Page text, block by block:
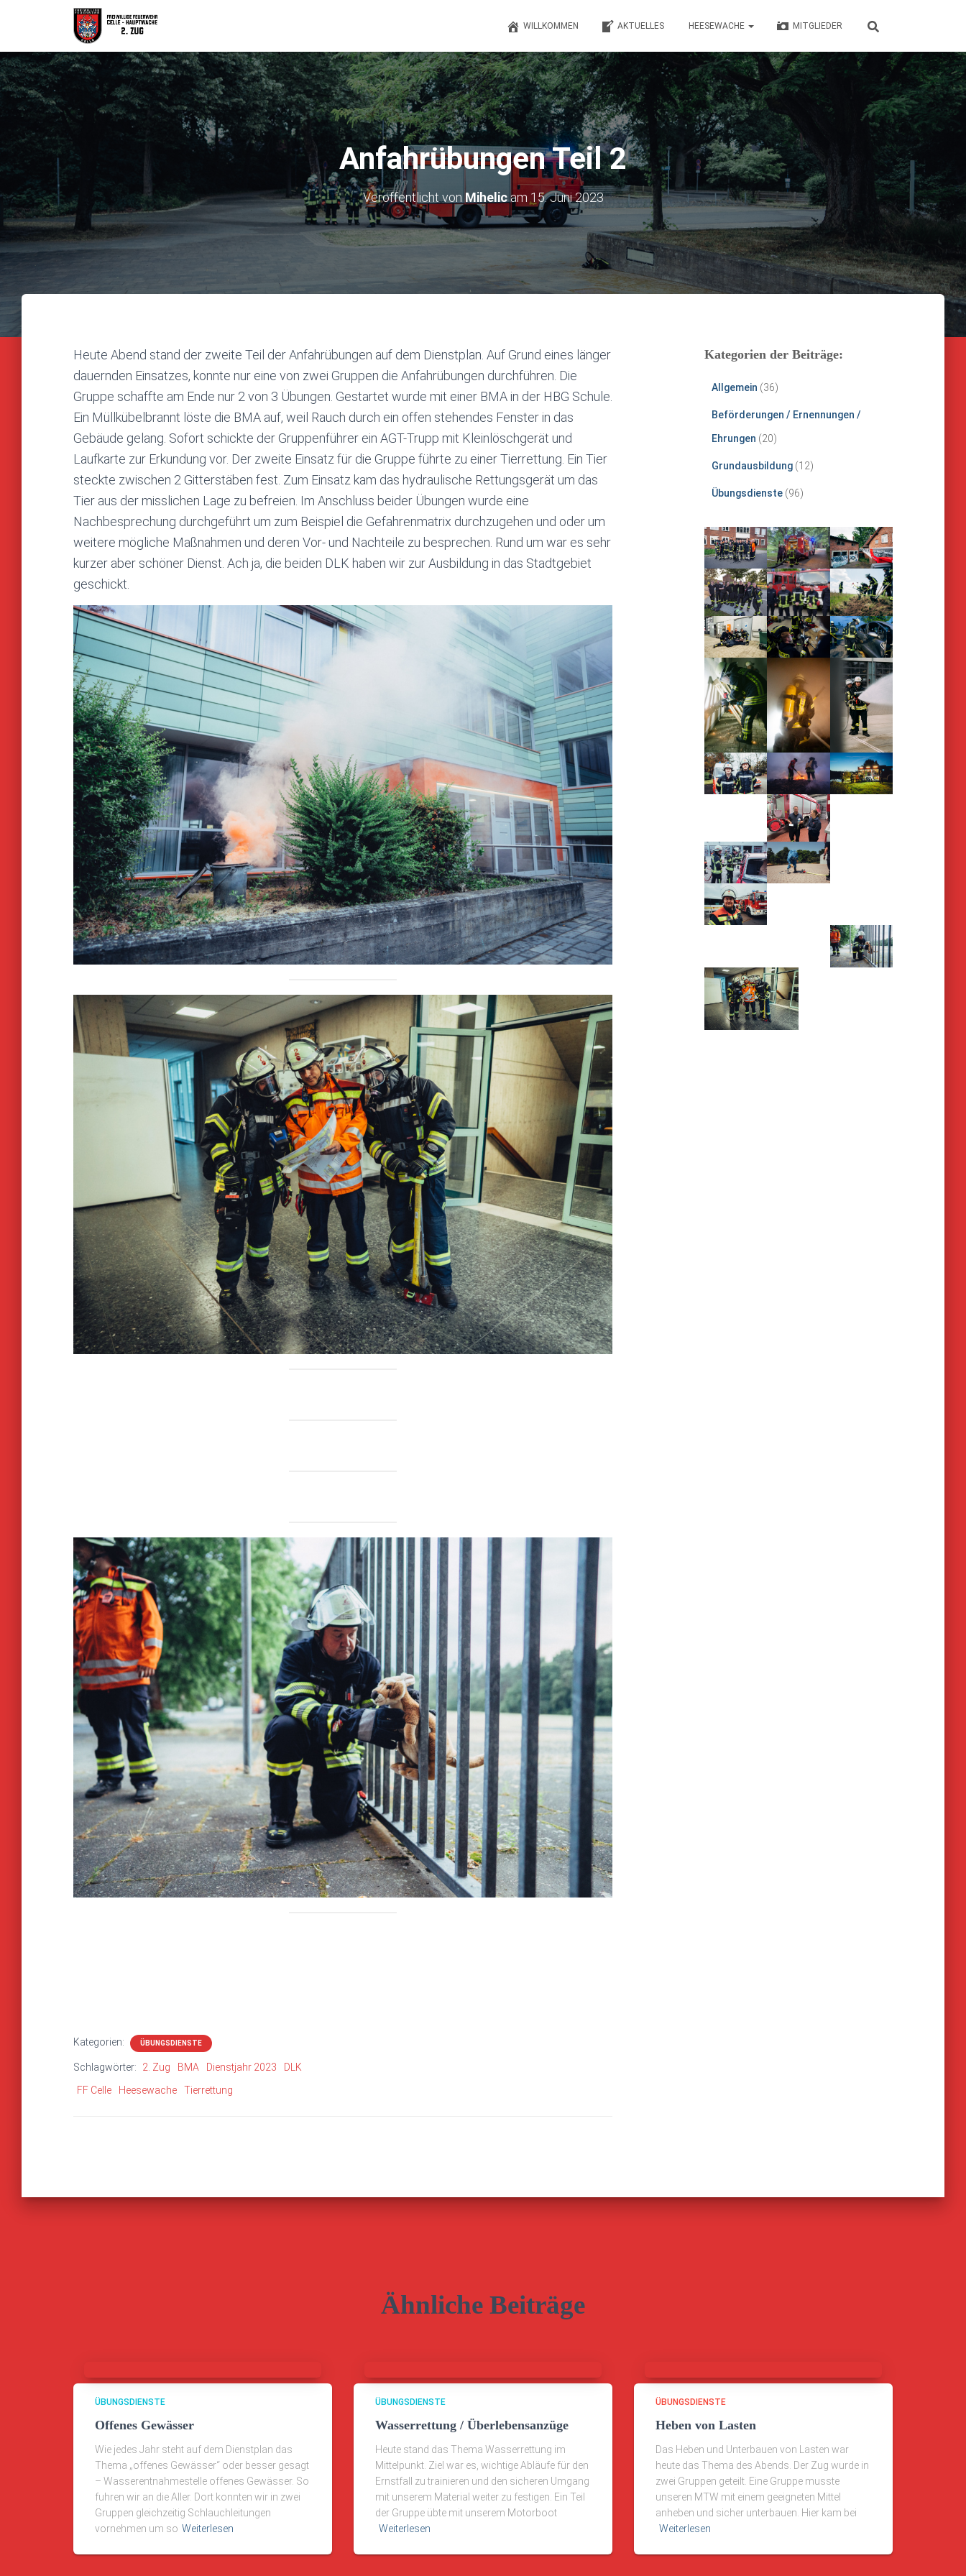
WILLKOMMEN AKTUELLES HEESEWACHE MITGLIEDER
Anfahrübungen Teil 2
Veröffentlicht von Mihelicam 15. Juni 2023
Heute Abend stand der zweite Teil der Anfahrübungen auf dem Dienstplan. Auf Grund eines länger
dauernden Einsatzes, konnte nur eine von zwei Gruppen die Anfahrübungen durchführen. Die
Gruppe schaffte am Ende nur 2 von 3 Übungen. Gestartet wurde mit einer BMA in der HBG Schule.
Ein Müllkübelbrannt löste die BMA auf, weil Rauch durch ein offen stehendes Fenster in das
Gebäude gelang. Sofort schickte der Gruppenführer ein AGT-Trupp mit Kleinlöschgerät und
Laufkarte zur Erkundung vor. Der zweite Einsatz für die Gruppe führte zu einer Tierrettung. Ein Tier
steckte zwischen 2 Gitterstäben fest. Zum Einsatz kam das hydraulische Rettungsgerät um das
Tier aus der misslichen Lage zu befreien. Im Anschluss beider Übungen wurde eine
Nachbesprechung durchgeführt um zum Beispiel die Gefahrenmatrix durchzugehen und oder um
weitere mögliche Maßnahmen und deren Vor- und Nachteile zu besprechen. Rund um war es sehr
kurzer aber schöner Dienst. Ach ja, die beiden DLK haben wir zur Ausbildung in das Stadtgebiet
geschickt.
Kategorien: ÜBUNGSDIENSTE
Schlagwörter: 2. Zug BMA Dienstjahr 2023
DLK
FF Celle
Heesewache Tierrettung
Kategorien der Beiträge:
Allgemein (36)
Beförderungen / Ernennungen /
Ehrungen (20)
Grundausbildung(12)
Übungsdienste(96)
Ähnliche Beiträge
ÜBUNGSDIENSTE
Offenes Gewässer
Wie jedes Jahr steht auf dem Dienstplan das
Thema „offenes Gewässer“ oder besser gesagt
– Wasserentnahmestelle offenes Gewässer. So
fuhren wir an die Aller. Dort konnten wir in zwei
Gruppen gleichzeitig Schlauchleitungen
vornehmen um so Weiterlesen
ÜBUNGSDIENSTE
Wasserrettung / Überlebensanzüge
Heute stand das Thema Wasserrettung im
Mittelpunkt. Ziel war es, wichtige Abläufe für den
Ernstfall zu trainieren und den sicheren Umgang
mit unserem Material weiter zu festigen. Ein Teil
der Gruppe übte mit unserem Motorboot
Weiterlesen
ÜBUNGSDIENSTE
Heben von Lasten
Das Heben und Unterbauen von Lasten war
heute das Thema des Abends. Der Zug wurde in
zwei Gruppen geteilt. Eine Gruppe musste
unseren MTW mit einem geeigneten Mittel
anheben und sicher unterbauen. Hier kam bei
Weiterlesen